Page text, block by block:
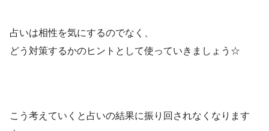
占いは相性を気にするのでなく、
どう対策するかのヒントとして使っていきましょう☆
こう考えていくと占いの結果に振り回されなくなります